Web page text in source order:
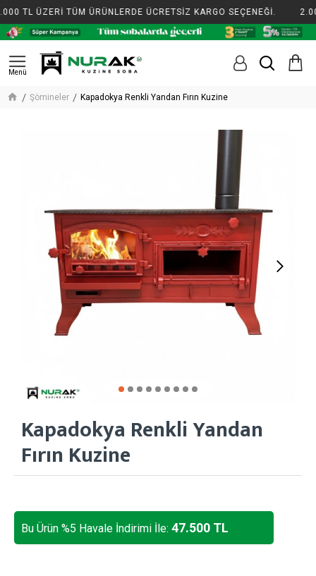
TL ÜZERİ TÜM ÜRÜNLERDE ÜCRETSİZ KARGO SEÇENEĞİ.
Şömineler Kapadokya Renkli Yandan Fırın Kuzine
Kapadokya Renkli Yandan
Fırın Kuzine
Bu Ürün %5 Havale İndirimi İle: 47.500 TL